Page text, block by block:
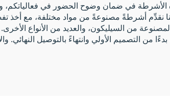
الأشرطة في ضمان وضوح الحضور في فعالياتكم،
نقدِّم أشرطةً مصنوعةً من مواد مختلفة، مع أخذ
من السيليكون، والعديد من الأنواع
التصميم الأولي وانتهاءً بالتوصيل النهائي.